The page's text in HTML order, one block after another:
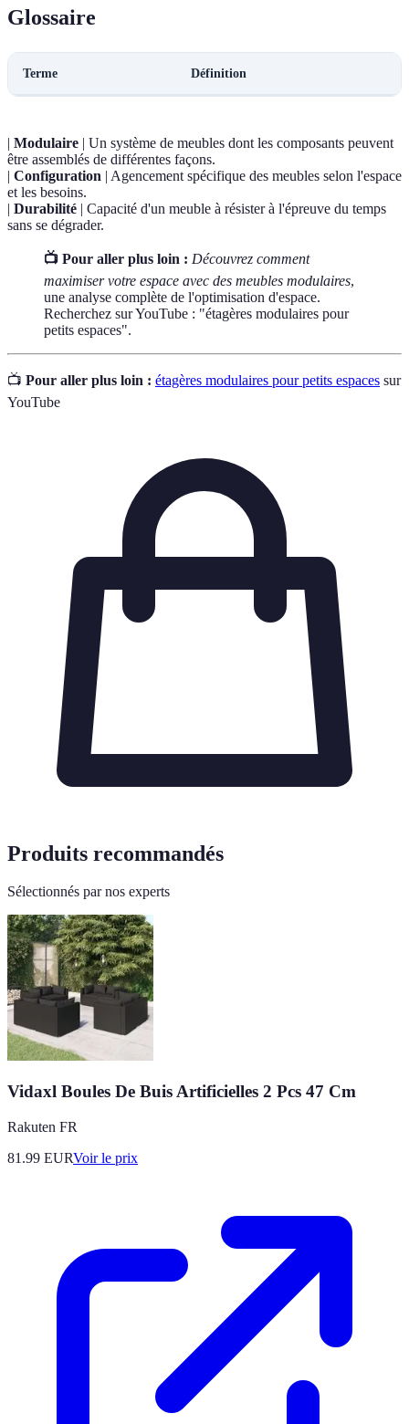
Glossaire
Terme Définition
| Modulaire | Un système de meubles dont les composants peuvent
être assemblés de différentes façons.
| Configuration | Agencement spécifique des meubles selon l'espace
et les besoins.
| Durabilité | Capacité d'un meuble à résister à l'épreuve du temps
sans se dégrader.
📺 Pour aller plus loin : Découvrez comment
maximiser votre espace avec des meubles modulaires,
une analyse complète de l'optimisation d'espace.
Recherchez sur YouTube : "étagères modulaires pour
petits espaces".
📺 Pour aller plus loin : étagères modulaires pour petits espaces sur
YouTube
Produits recommandés
Sélectionnés par nos experts
Vidaxl Boules De Buis Artificielles 2 Pcs 47 Cm
Rakuten FR
81.99 EURVoir le prix